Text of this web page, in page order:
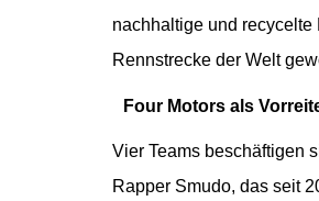
nachhaltige und
Rennstrecke der Welt
Four Motors als
Vier Teams beschäftigen
Rapper Smudo, das seit